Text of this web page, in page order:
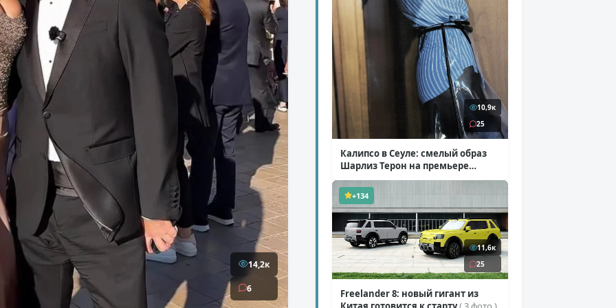
14,2к
6
10,9к
25
Калипсо в Сеуле: смелый образ
Шарлиз Терон на премьере
«Одиссеи»( 6 фото )
+134
11,6к
25
Freelander 8: новый гигант из